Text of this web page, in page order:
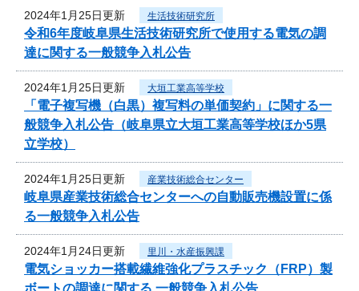
2024年1月25日更新 生活技術研究所
令和6年度岐阜県生活技術研究所で使用する電気の調
達に関する一般競争入札公告
2024年1月25日更新 大垣工業高等学校
「電子複写機（白黒）複写料の単価契約」に関する一
般競争入札公告（岐阜県立大垣工業高等学校ほか5県
立学校）
2024年1月25日更新 産業技術総合センター
岐阜県産業技術総合センターへの自動販売機設置に係
る一般競争入札公告
2024年1月24日更新 里川・水産振興課
電気ショッカー搭載繊維強化プラスチック（FRP）製
ボートの調達に関する 一般競争入札公告